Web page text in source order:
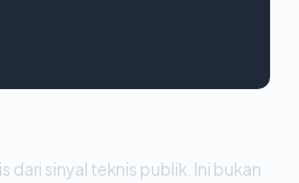
sinyal teknis publik. Ini bukan